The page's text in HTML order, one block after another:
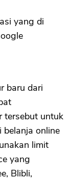
tersebut untuk
belanja online
limit
yang
Blibli,